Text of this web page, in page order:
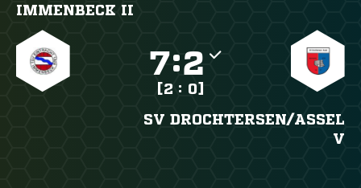
IMMENBECK II
:
[2 : 0]
SV DROCHTERSEN/​ASSEL
V